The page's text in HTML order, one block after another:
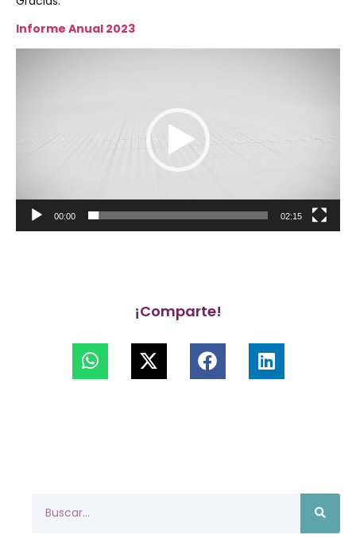
Informe Anual 2023
00:00 02:15
¡Comparte!